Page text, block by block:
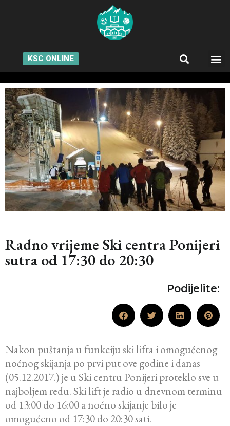
KSC ONLINE
Radno vrijeme Ski centra Ponijeri
sutra od 17:30 do 20:30
Podijelite:
Nakon puštanja u funkciju ski lifta i omogućenog
noćnog skijanja po prvi put ove godine i danas
(05.12.2017.) je u Ski centru Ponijeri proteklo sve u
najboljem redu. Ski lift je radio u dnevnom terminu
od 13:00 do 16:00 a noćno skijanje bilo je
omogućeno od 17:30 do 20:30 sati.